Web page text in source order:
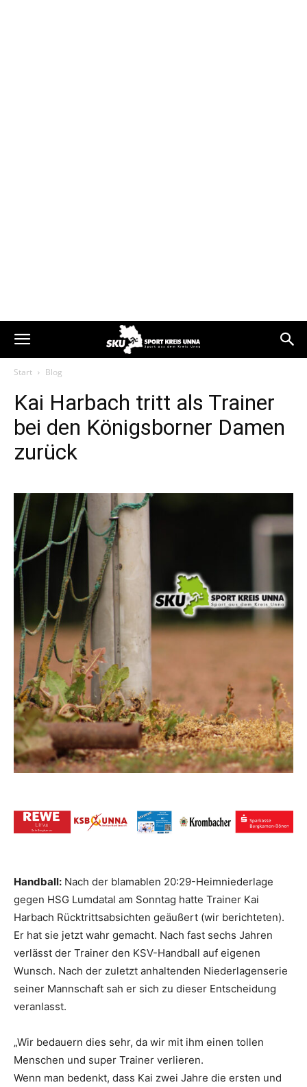
Start Blog
Kai Harbach tritt als Trainer
bei den Königsborner Damen
zurück
Handball: Nach der blamablen 20:29-Heimniederlage
gegen HSG Lumdatal am Sonntag hatte Trainer Kai
Harbach Rücktrittsabsichten geäußert (wir berichteten).
Er hat sie jetzt wahr gemacht. Nach fast sechs Jahren
verlässt der Trainer den KSV-Handball auf eigenen
Wunsch. Nach der zuletzt anhaltenden Niederlagenserie
seiner Mannschaft sah er sich zu dieser Entscheidung
veranlasst.
„Wir bedauern dies sehr, da wir mit ihm einen tollen
Menschen und super Trainer verlieren.
Wenn man bedenkt, dass Kai zwei Jahre die ersten und